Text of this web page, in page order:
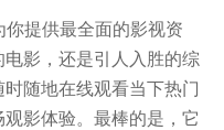
提供最全面的影视资
影，还是引人入胜的综
随地在线观看当下热门
影体验。最棒的是，它